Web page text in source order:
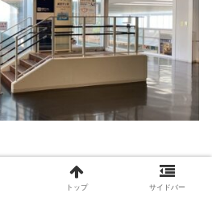
トップ サイドバー